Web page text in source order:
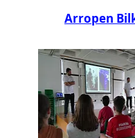
Arropen